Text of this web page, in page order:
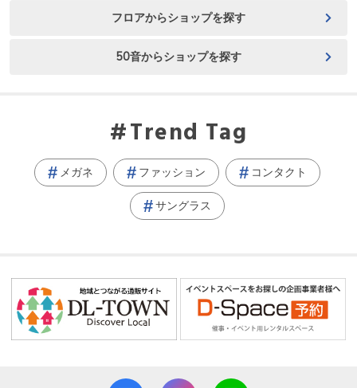
フロアからショップを探す
50音からショップを探す
Trend Tag
メガネ ファッション コンタクト
サングラス